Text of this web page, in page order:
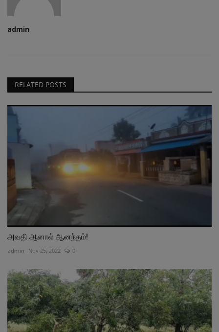
admin
RELATED POSTS
அவதி ஆனால் ஆனந்தம்!
admin Nov 25, 2022 0